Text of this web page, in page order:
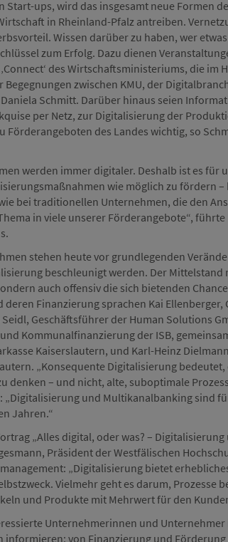
ups, wird das insgesamt neue Formen
in Rheinland-Pfalz antreiben.
Wissen darüber zu haben, wer
zum Erfolg. Dazu dienen
des Wirtschaftsministeriums, die im
zwischen KMU, der
Schmitt. Darüber hinaus seien
per Netz, zur Digitalisierung der
Förderangeboten des Landes wichtig, so
werden immer digitaler. Deshalb ist es für
wie möglich zu fördern
bei traditionellen Unternehmen, die den
in viele unserer Förderangebote“,
stehen heute vor grundlegenden
beschleunigt werden. Der Mittelstand
auch offensiv die sich bietenden
Finanzierung sprachen Kai
Seidl, Geschäftsführer der Human Solutions
Kommunalfinanzierung der ISB,
Kaiserslautern, und Karl-Heinz
„Konsequente Digitalisierung bedeutet,
denken – und nicht, alte, suboptimale
„Digitalisierung und Multikanalbanking sind
Jahren.“
„Alles digital, oder was? –
Präsident der Westfälischen
„Digitalisierung bietet
Vielmehr geht es darum, Prozesse
und Produkte mit Mehrwert für den
Unternehmerinnen und
informieren: von Finanzierung und